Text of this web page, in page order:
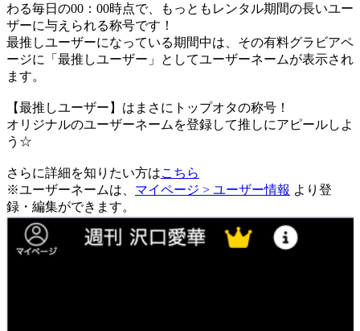
わる毎日の00：00時点で、
もっともレンタル期間の長いユー
ザーに与えられる称号です！
最推しユーザーになっている期間中は、 その有料グラビアペ
ージに「最推しユーザー」としてユーザーネームが表示され
ます。
【最推しユーザー】はまさにトップオタの称号！
オリジナルのユーザーネームを登録して推しにアピールしよ
う☆
さらに詳細を知りたい方はこちら
※ユーザーネームは、 マイページ > ユーザー情報 より登
録・編集ができます。